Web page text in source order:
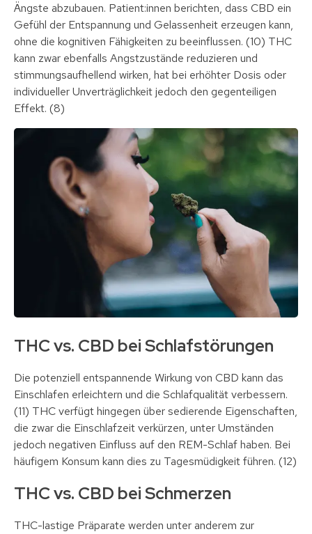
Ängste abzubauen. Patient:innen berichten, dass CBD ein
Gefühl der Entspannung und Gelassenheit erzeugen kann,
ohne die kognitiven Fähigkeiten zu beeinflussen. (10) THC
kann zwar ebenfalls Angstzustände reduzieren und
stimmungsaufhellend wirken, hat bei erhöhter Dosis oder
individueller Unverträglichkeit jedoch den gegenteiligen
Effekt. (8)
THC vs. CBD bei Schlafstörungen
Die potenziell entspannende Wirkung von CBD kann das
Einschlafen erleichtern und die Schlafqualität verbessern.
(11) THC verfügt hingegen über sedierende Eigenschaften,
die zwar die Einschlafzeit verkürzen, unter Umständen
jedoch negativen Einfluss auf den REM-Schlaf haben. Bei
häufigem Konsum kann dies zu Tagesmüdigkeit führen. (12)
THC vs. CBD bei Schmerzen
THC-lastige Präparate werden unter anderem zur